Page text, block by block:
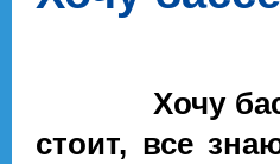
Хочу
стоит, все